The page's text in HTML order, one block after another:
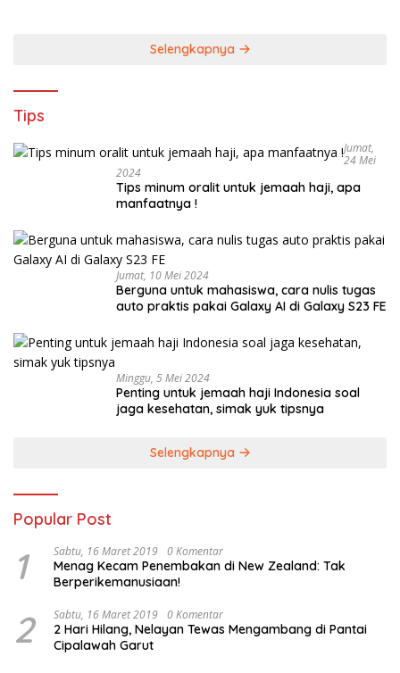
Selengkapnya
Tips
Jumat,
24 Mei
2024
Tips minum oralit untuk jemaah haji, apa
manfaatnya !
Jumat, 10 Mei 2024
Berguna untuk mahasiswa, cara nulis tugas
auto praktis pakai Galaxy AI di Galaxy S23 FE
Minggu, 5 Mei 2024
Penting untuk jemaah haji Indonesia soal
jaga kesehatan, simak yuk tipsnya
Selengkapnya
Popular Post
1 Sabtu, 16 Maret 2019 0 Komentar
Menag Kecam Penembakan di New Zealand: Tak
Berperikemanusiaan!
2 Sabtu, 16 Maret 2019 0 Komentar
2 Hari Hilang, Nelayan Tewas Mengambang di Pantai
Cipalawah Garut